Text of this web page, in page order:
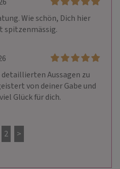
Wie schön, Dich hier
spitzenmässig.
Aussagen zu
von deiner Gabe und
Glück für dich.
2 >